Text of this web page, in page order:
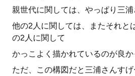
親世代に関しては、やっぱり三浦
他の2人に関しては、またそれと
の2人に関して
かっこよく描かれているのが良か
ただ、この構図だと三浦さんす